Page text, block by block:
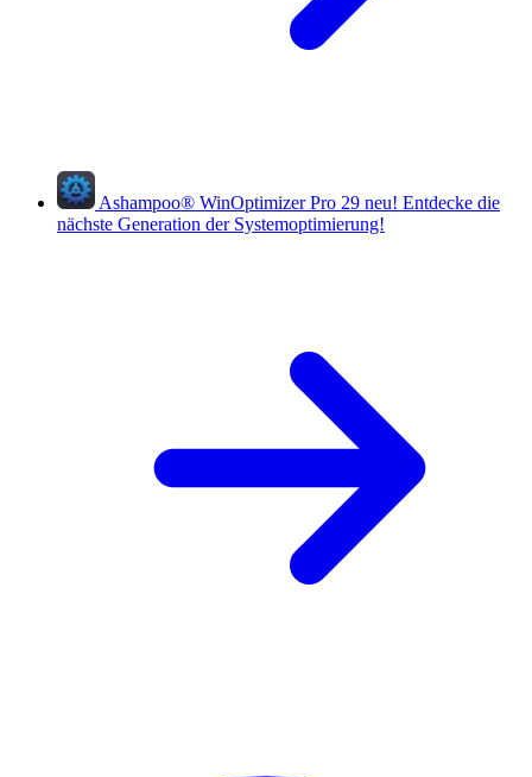
Ashampoo® WinOptimizer Pro 29 neu! Entdecke die
nächste Generation der Systemoptimierung!